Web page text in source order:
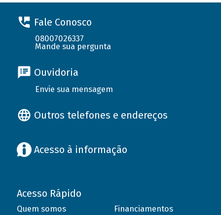
Fale Conosco
08007026337
Mande sua pergunta
Ouvidoria
Envie sua mensagem
Outros telefones e endereços
Acesso à informação
Acesso Rápido
Quem somos
Financiamentos